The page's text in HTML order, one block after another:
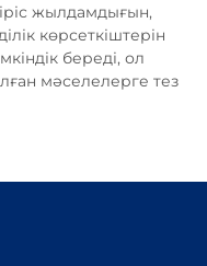
жылдамдығын,
көрсеткіштерін
береді, ол
мәселелерге тез